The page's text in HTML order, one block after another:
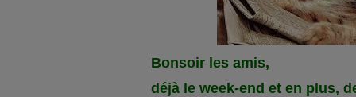
Bonsoir les amis,
déjà le week-end et en plus,